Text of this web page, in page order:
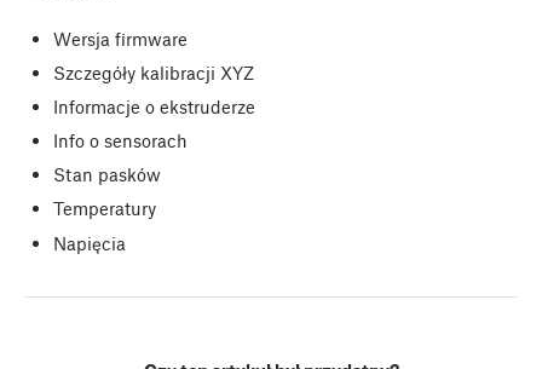
Wersja firmware
Szczegóły kalibracji XYZ
Informacje o ekstruderze
Info o sensorach
Stan pasków
Temperatury
Napięcia